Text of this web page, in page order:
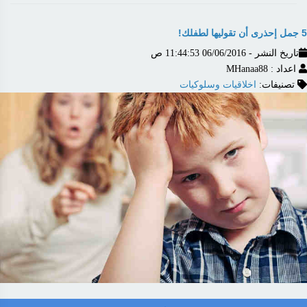
5 جمل إحذرى أن تقوليها لطفلك!
تاريخ النشر - 06/06/2016 11:44:53 ص
اعداد : MHanaa88
تصنيفات: اخلاقيات وسلوكيات